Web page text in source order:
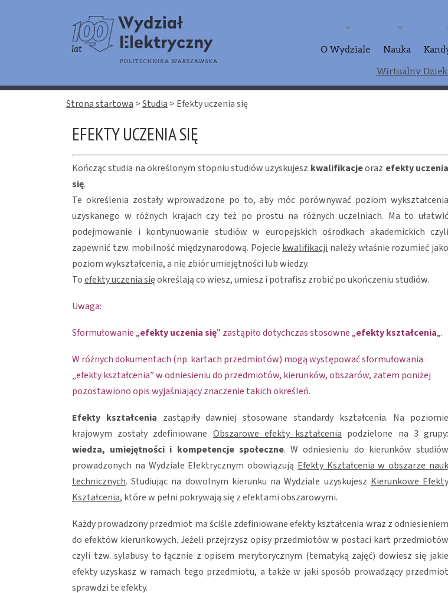
O Wydziale Nauka
Wirtualny
Strona startowa >Studia > Efekty uczenia się
EFEKTY UCZENIA SIĘ
Kończąc studia na określonym stopniu studiów uzyskujesz kwalifikacjeoraz efekty uczenia
się.
Te określenia zostały wprowadzone po to, aby móc porównywać poziom wykształcenia
uzyskanego w różnych krajach czy też po prostu na różnych uczelniach. Ma to ułatwić
podejmowanie i kontynuowanie studiów w europejskich ośrodkach akademickich czyli
zapewnić tzw. mobilność międzynarodową. Pojecie kwalifikacji należy właśnie rozumieć jako
poziom wykształcenia, a nie zbiór umiejętności lub wiedzy.
Toefekty uczenia sięokreślają co wiesz, umiesz i potrafisz zrobić po ukończeniu studiów.
Uwaga:
Sformułowanie „efekty uczenia się” zastąpiło dotychczas stosowne „efekty kształcenia„.
W różnych dokumentach (np. kartach przedmiotów) mogą występować sformułowania
„efekty kształcenia” w odniesieniu do przedmiotów, kierunków, obszarów, zatem poniżej
pozostawiono opis wyjaśniający znaczenie takich określeń.
Efekty kształcenia zastąpiły dawniej stosowane standardy kształcenia. Na poziomie
krajowym zostały zdefiniowane Obszarowe efekty kształcenia podzielone na 3 grupy:
wiedza, umiejętności i kompetencje społeczne. W odniesieniu do kierunków studiów
prowadzonych na Wydziale Elektrycznym obowiązują Efekty Kształcenia w obszarze nauk
technicznych. Studiując na dowolnym kierunku na Wydziale uzyskujesz Kierunkowe Efekty
Kształcenia, które w pełni pokrywają się z efektami obszarowymi.
Każdy prowadzony przedmiot ma ściśle zdefiniowane efekty kształcenia wraz z odniesieniem
do efektów kierunkowych. Jeżeli przejrzysz opisy przedmiotów w postaci kart przedmiotów
czyli tzw. sylabusy to łącznie z opisem merytorycznym (tematyką zajęć) dowiesz się jakie
efekty uzyskasz w ramach tego przedmiotu, a także w jaki sposób prowadzący przedmiot
sprawdzi te efekty.